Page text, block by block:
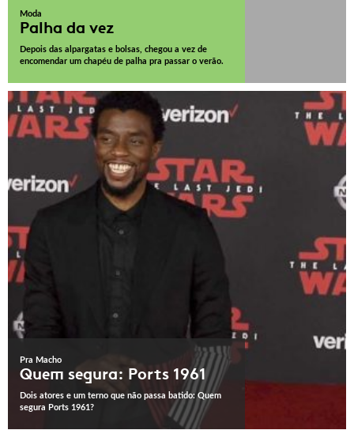
Moda
Palha da vez
Depois das alpargatas e bolsas, chegou a vez de
encomendar um chapéu de palha pra passar o verão.
Pra Macho
Quem segura: Ports 1961
Dois atores e um terno que não passa batido: Quem
segura Ports 1961?